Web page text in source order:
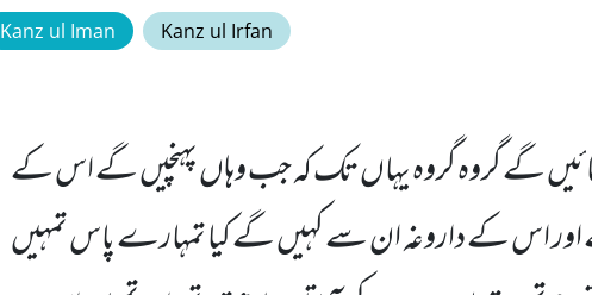
Kanz ul Iman Kanz ul Irfan
جائیں گے گروہ گروہ یہاں تک کہ جب وہاں پہنچیں گے اس کے
اس کے داروغہ ان سے کہیں گے کیا تمہارے پاس تمہیں